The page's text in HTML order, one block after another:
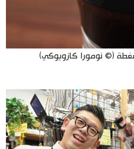
(© نومورا كازويوكي)